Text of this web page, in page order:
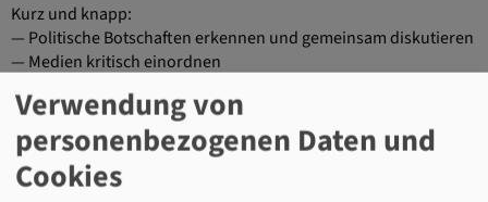
Kurz und knapp:
— Politische Botschaften erkennen und gemeinsam diskutieren
— Medien kritisch einordnen
Dies ist ein Seminar mit voller Fahrtkostenerstattung. Alle Infos
dazu findest du hier:https://www.dgb-
bildungswerk.de/jugendbildung/faq
Verwendung von
personenbezogenen Daten und
Cookies